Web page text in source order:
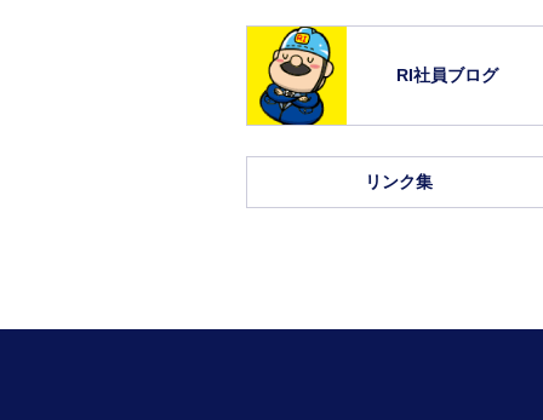
RI社員ブログ
リンク集